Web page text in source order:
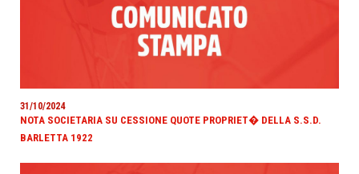
31/10/2024
NOTA SOCIETARIA SU CESSIONE QUOTE PROPRIET� DELLA S.S.D.
BARLETTA 1922